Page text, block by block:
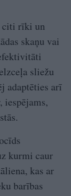
citi rīki un
skaņu vai
sliežu
adaptēties arī
iespējams,
kurmi caur
kas ar
barības